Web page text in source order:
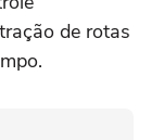
de rotas